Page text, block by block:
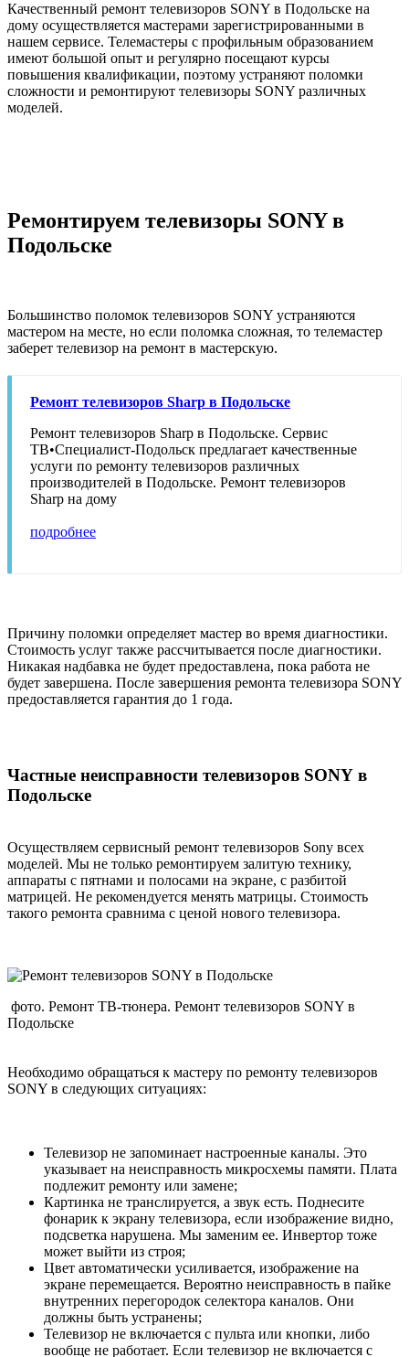
Качественный ремонт телевизоров SONY в Подольске на
дому осуществляется мастерами зарегистрированными в
нашем сервисе. Телемастеры с профильным образованием
имеют большой опыт и регулярно посещают курсы
повышения квалификации, поэтому устраняют поломки
сложности и ремонтируют телевизоры SONY различных
моделей.
Ремонтируем телевизоры SONY в
Подольске
Большинство поломок телевизоров SONY устраняются
мастером на месте, но если поломка сложная, то телемастер
заберет телевизор на ремонт в мастерскую.
Ремонт телевизоров Sharp в Подольске
Ремонт телевизоров Sharp в Подольске. Сервис
ТВ•Специалист-Подольск предлагает качественные
услуги по ремонту телевизоров различных
производителей в Подольске. Ремонт телевизоров
Sharp на дому
подробнее
Причину поломки определяет мастер во время диагностики.
Стоимость услуг также рассчитывается после диагностики.
Никакая надбавка не будет предоставлена, пока работа не
будет завершена. После завершения ремонта телевизора SONY
предоставляется гарантия до 1 года.
Частные неисправности телевизоров SONY в
Подольске
Осуществляем сервисный ремонт телевизоров Sony всех
моделей. Мы не только ремонтируем залитую технику,
аппараты с пятнами и полосами на экране, с разбитой
матрицей. Не рекомендуется менять матрицы. Стоимость
такого ремонта сравнима с ценой нового телевизора.
фото. Ремонт ТВ-тюнера. Ремонт телевизоров SONY в
Подольске
Необходимо обращаться к мастеру по ремонту телевизоров
SONY в следующих ситуациях:
Телевизор не запоминает настроенные каналы. Это
указывает на неисправность микросхемы памяти. Плата
подлежит ремонту или замене;
Картинка не транслируется, а звук есть. Поднесите
фонарик к экрану телевизора, если изображение видно,
подсветка нарушена. Мы заменим ее. Инвертор тоже
может выйти из строя;
Цвет автоматически усиливается, изображение на
экране перемещается. Вероятно неисправность в пайке
внутренних перегородок селектора каналов. Они
должны быть устранены;
Телевизор не включается с пульта или кнопки, либо
вообще не работает. Если телевизор не включается с